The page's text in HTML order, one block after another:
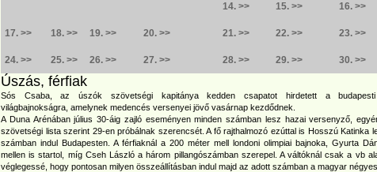
14. >> 15. >> 16. >>
17. >> 18. >> 19. >> 20. >> 21. >> 22. >> 23. >>
24. >> 25. >> 26. >> 27. >> 28. >> 29. >> 30. >>
Úszás, férfiak
Sós Csaba, az úszók szövetségi kapitánya kedden csapatot hirdetett a
világbajnokságra, amelynek medencés versenyei jövő vasárnap kezdődnek.
A Duna Arénában július 30-áig zajló eseményen minden számban lesz hazai versenyző,
szövetségi lista szerint 29-en próbálnak szerencsét. A fő rajthalmozó ezúttal is Hosszú Katinka
számban indul Budapesten. A férfiaknál a 200 méter mell londoni olimpiai bajnoka, Gyurta
mellen is startol, míg Cseh László a három pillangószámban szerepel. A váltóknál csak a vb
véglegessé, hogy pontosan milyen összeállításban indul majd az adott számban a magyar